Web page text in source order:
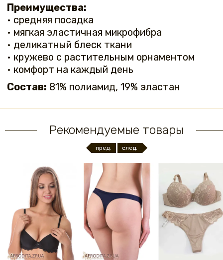
Преимущества:
• средняя посадка
• мягкая эластичная микрофибра
• деликатный блеск ткани
• кружево с растительным орнаментом
• комфорт на каждый день
Состав: 81% полиамид, 19% эластан
Рекомендуемые товары
пред. след.